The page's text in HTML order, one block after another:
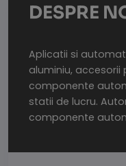
DESPRE
Aplicatii si
aluminiu, accesorii
componente
statii de lucru.
componente